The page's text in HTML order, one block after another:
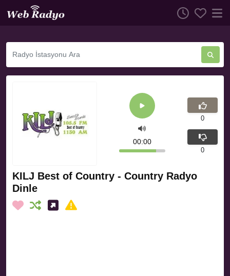
KILJ Best of Country - Country Radyo
Dinle
00:00
0
0